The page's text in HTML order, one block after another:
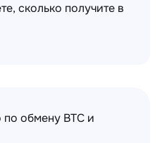
сколько получите в
обмену BTC и